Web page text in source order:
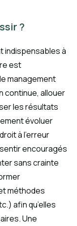
?
indispensables à
est
management
continue, allouer
les résultats
évoluer
à l’erreur
encouragés
sans crainte
méthodes
afin qu’elles
Une